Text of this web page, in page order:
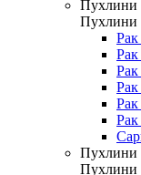
Пухлини
Пухлини
Рак
Рак
Рак
Рак
Пухлини
Пухлини